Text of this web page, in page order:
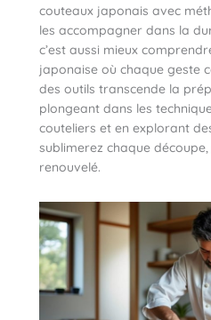
couteaux japonais avec
les accompagner dans la
c’est aussi mieux
japonaise où chaque geste
des outils transcende la
plongeant dans les
couteliers et en explorant
sublimerez chaque
renouvelé.